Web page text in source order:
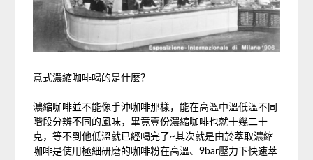
意式濃縮咖啡喝的是什麽？
濃縮咖啡並不能像手沖咖啡那樣，能在高溫中溫低溫不同
階段分辨不同的風味，畢竟壹份濃縮咖啡也就十幾二十
克，等不到他低溫就已經喝完了~其次就是由於萃取濃縮
咖啡是使用極細研磨的咖啡粉在高溫、9bar壓力下快速萃